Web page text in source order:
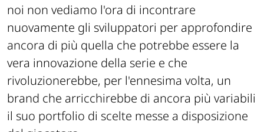
noi non vediamo l'ora di incontrare
nuovamente gli sviluppatori per approfondire
ancora di più quella che potrebbe essere la
vera innovazione della serie e che
rivoluzionerebbe, per l'ennesima volta, un
brand che arricchirebbe di ancora più variabili
il suo portfolio di scelte messe a disposizione